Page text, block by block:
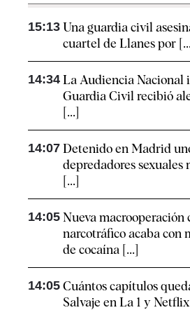
15:13 Una guardia civil
cuartel de Llanes por
14:34 La Audiencia Nacional
Guardia Civil recibió
[...]
14:07 Detenido en Madrid
depredadores sexuales
[...]
14:05 Nueva macrooperación
narcotráfico acaba con
de cocaína [...]
14:05 Cuántos capítulos
Salvaje en La 1 y Netflix